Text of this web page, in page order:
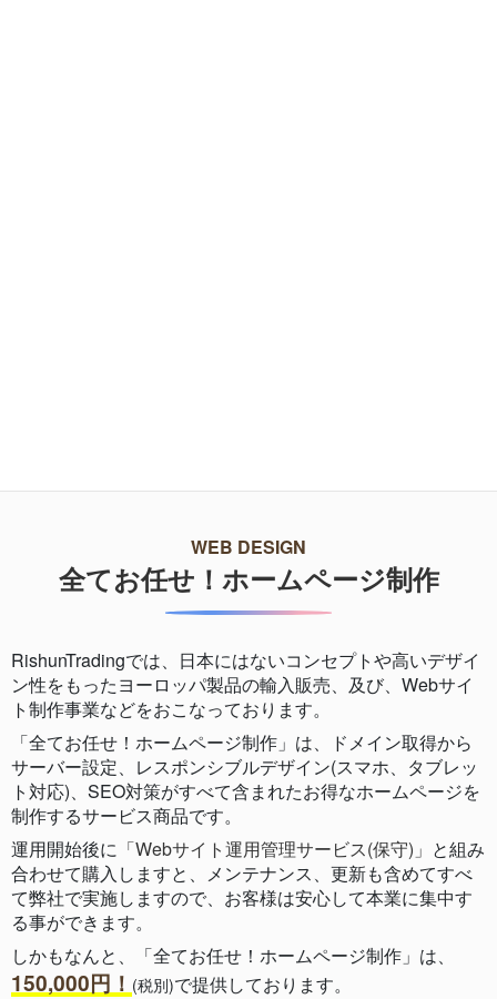
WEB DESIGN
全てお任せ！ホームページ制作
RishunTradingでは、日本にはないコンセプトや高いデザイ
ン性をもったヨーロッパ製品の輸入販売、及び、Webサイ
ト制作事業などをおこなっております。
「全てお任せ！ホームページ制作」は、ドメイン取得から
サーバー設定、レスポンシブルデザイン(スマホ、タブレッ
ト対応)、SEO対策がすべて含まれたお得なホームページを
制作するサービス商品です。
運用開始後に 「Webサイト運用管理サービス(保守)」 と組み
合わせて購入しますと、メンテナンス、更新も含めてすべ
て弊社で実施しますので、お客様は安心して本業に集中す
る事ができます。
しかもなんと、「全てお任せ！ホームページ制作」は、
150,000円！ (税別)で提供しております。